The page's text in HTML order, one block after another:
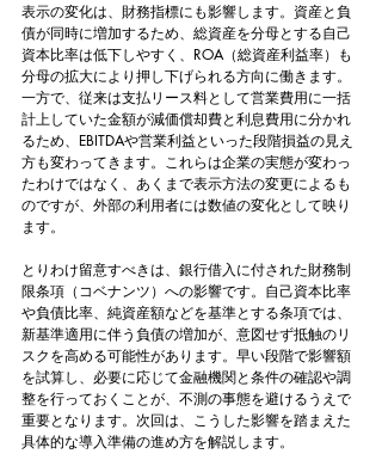
表示の変化は、財務指標にも影響します。資産と負
債が同時に増加するため、総資産を分母とする自己
資本比率は低下しやすく、ROA（総資産利益率）も
分母の拡大により押し下げられる方向に働きます。
一方で、従来は支払リース料として営業費用に一括
計上していた金額が減価償却費と利息費用に分かれ
るため、EBITDAや営業利益といった段階損益の見え
方も変わってきます。これらは企業の実態が変わっ
たわけではなく、あくまで表示方法の変更によるも
のですが、外部の利用者には数値の変化として映り
ます。
とりわけ留意すべきは、銀行借入に付された財務制
限条項（コベナンツ）への影響です。自己資本比率
や負債比率、純資産額などを基準とする条項では、
新基準適用に伴う負債の増加が、意図せず抵触のリ
スクを高める可能性があります。早い段階で影響額
を試算し、必要に応じて金融機関と条件の確認や調
整を行っておくことが、不測の事態を避けるうえで
重要となります。次回は、こうした影響を踏まえた
具体的な導入準備の進め方を解説します。